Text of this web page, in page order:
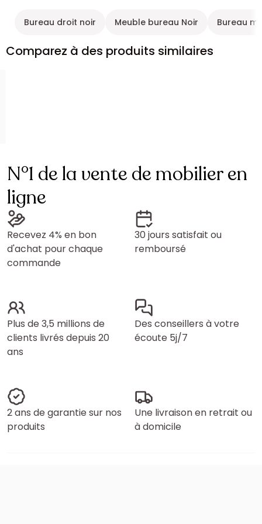
Bureau droit noir Meuble bureau Noir Bureau
Comparez à des produits similaires
N°1 de la vente de mobilier en
ligne
Recevez 4% en bon
d'achat pour chaque
commande
30 jours satisfait ou
remboursé
Plus de 3,5 millions de
clients livrés depuis 20
ans
Des conseillers à votre
écoute 5j/7
2 ans de garantie sur nos
produits
Une livraison en retrait ou
à domicile